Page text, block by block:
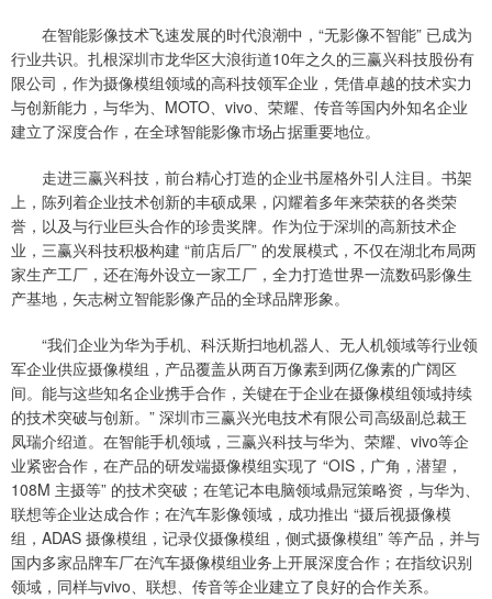
在智能影像技术飞速发展的时代浪潮中，“无影像不智能” 已成为
行业共识。扎根深圳市龙华区大浪街道10年之久的三赢兴科技股份有
限公司，作为摄像模组领域的高科技领军企业，凭借卓越的技术实力
与创新能力，与华为、MOTO、vivo、荣耀、传音等国内外知名企业
建立了深度合作，在全球智能影像市场占据重要地位。
走进三赢兴科技，前台精心打造的企业书屋格外引人注目。书架
上，陈列着企业技术创新的丰硕成果，闪耀着多年来荣获的各类荣
誉，以及与行业巨头合作的珍贵奖牌。作为位于深圳的高新技术企
业，三赢兴科技积极构建 “前店后厂” 的发展模式，不仅在湖北布局两
家生产工厂，还在海外设立一家工厂，全力打造世界一流数码影像生
产基地，矢志树立智能影像产品的全球品牌形象。
“我们企业为华为手机、科沃斯扫地机器人、无人机领域等行业领
军企业供应摄像模组，产品覆盖从两百万像素到两亿像素的广阔区
间。能与这些知名企业携手合作，关键在于企业在摄像模组领域持续
的技术突破与创新。” 深圳市三赢兴光电技术有限公司高级副总裁王
凤瑞介绍道。在智能手机领域，三赢兴科技与华为、荣耀、vivo等企
业紧密合作，在产品的研发端摄像模组实现了 “OIS，广角，潜望，
108M 主摄等” 的技术突破；在笔记本电脑领域鼎冠策略资，与华为、
联想等企业达成合作；在汽车影像领域，成功推出 “摄后视摄像模
组，ADAS 摄像模组，记录仪摄像模组，侧式摄像模组” 等产品，并与
国内多家品牌车厂在汽车摄像模组业务上开展深度合作；在指纹识别
领域，同样与vivo、联想、传音等企业建立了良好的合作关系。